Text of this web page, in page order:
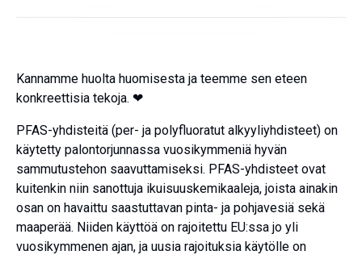
Kannamme huolta huomisesta ja teemme sen eteen
konkreettisia tekoja. ❤
PFAS-yhdisteitä (per- ja polyfluoratut alkyyliyhdisteet) on
käytetty palontorjunnassa vuosikymmeniä hyvän
sammutustehon saavuttamiseksi. PFAS-yhdisteet ovat
kuitenkin niin sanottuja ikuisuuskemikaaleja, joista ainakin
osan on havaittu saastuttavan pinta- ja pohjavesiä sekä
maaperää. Niiden käyttöä on rajoitettu EU:ssa jo yli
vuosikymmenen ajan, ja uusia rajoituksia käytölle on